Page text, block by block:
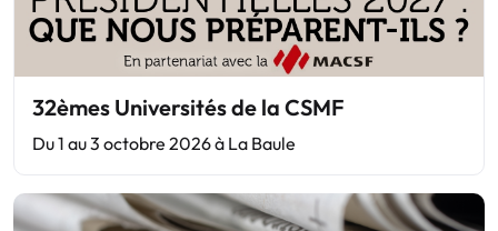
32èmes Universités de la CSMF
Du 1 au 3 octobre 2026 à La Baule